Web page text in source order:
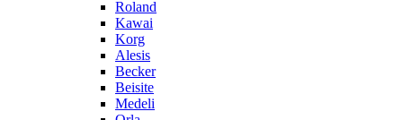
Roland
Kawai
Korg
Alesis
Becker
Beisite
Medeli